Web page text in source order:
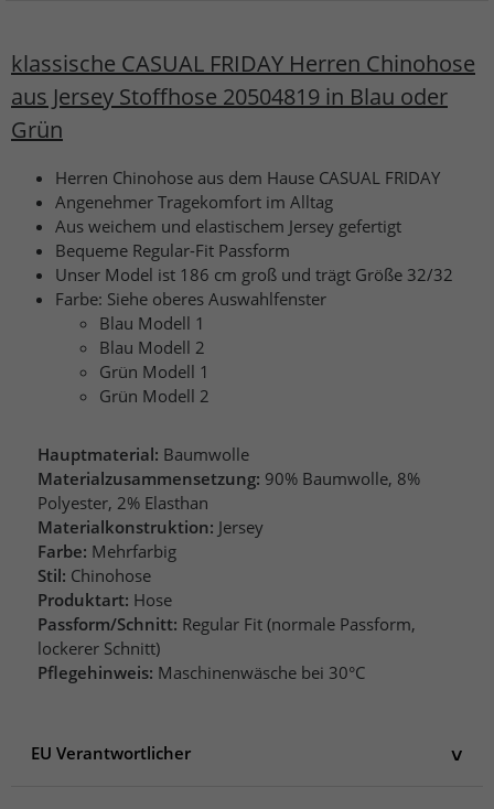
klassische CASUAL FRIDAY Herren Chinohose
aus Jersey Stoffhose 20504819 in Blau oder
Grün
Herren Chinohose aus dem Hause CASUAL FRIDAY
Angenehmer Tragekomfort im Alltag
Aus weichem und elastischem Jersey gefertigt
Bequeme Regular-Fit Passform
Unser Model ist 186 cm groß und trägt Größe 32/32
Farbe: Siehe oberes Auswahlfenster
Blau Modell 1
Blau Modell 2
Grün Modell 1
Grün Modell 2
Hauptmaterial: Baumwolle
Materialzusammensetzung: 90% Baumwolle, 8%
Polyester, 2% Elasthan
Materialkonstruktion: Jersey
Farbe: Mehrfarbig
Stil: Chinohose
Produktart: Hose
Passform/Schnitt: Regular Fit (normale Passform,
lockerer Schnitt)
Pflegehinweis: Maschinenwäsche bei 30°C
EU Verantwortlicher